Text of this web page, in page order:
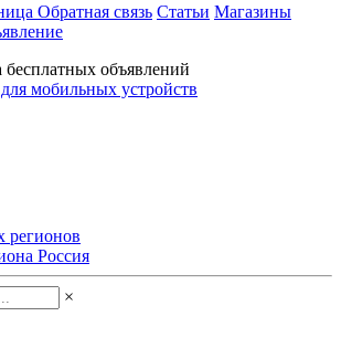
Обратная связь Статьи Магазины
объявлений
мобильных устройств
регионов
Россия
×